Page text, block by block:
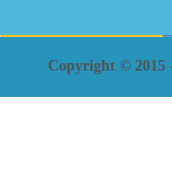
Copyright © 2015